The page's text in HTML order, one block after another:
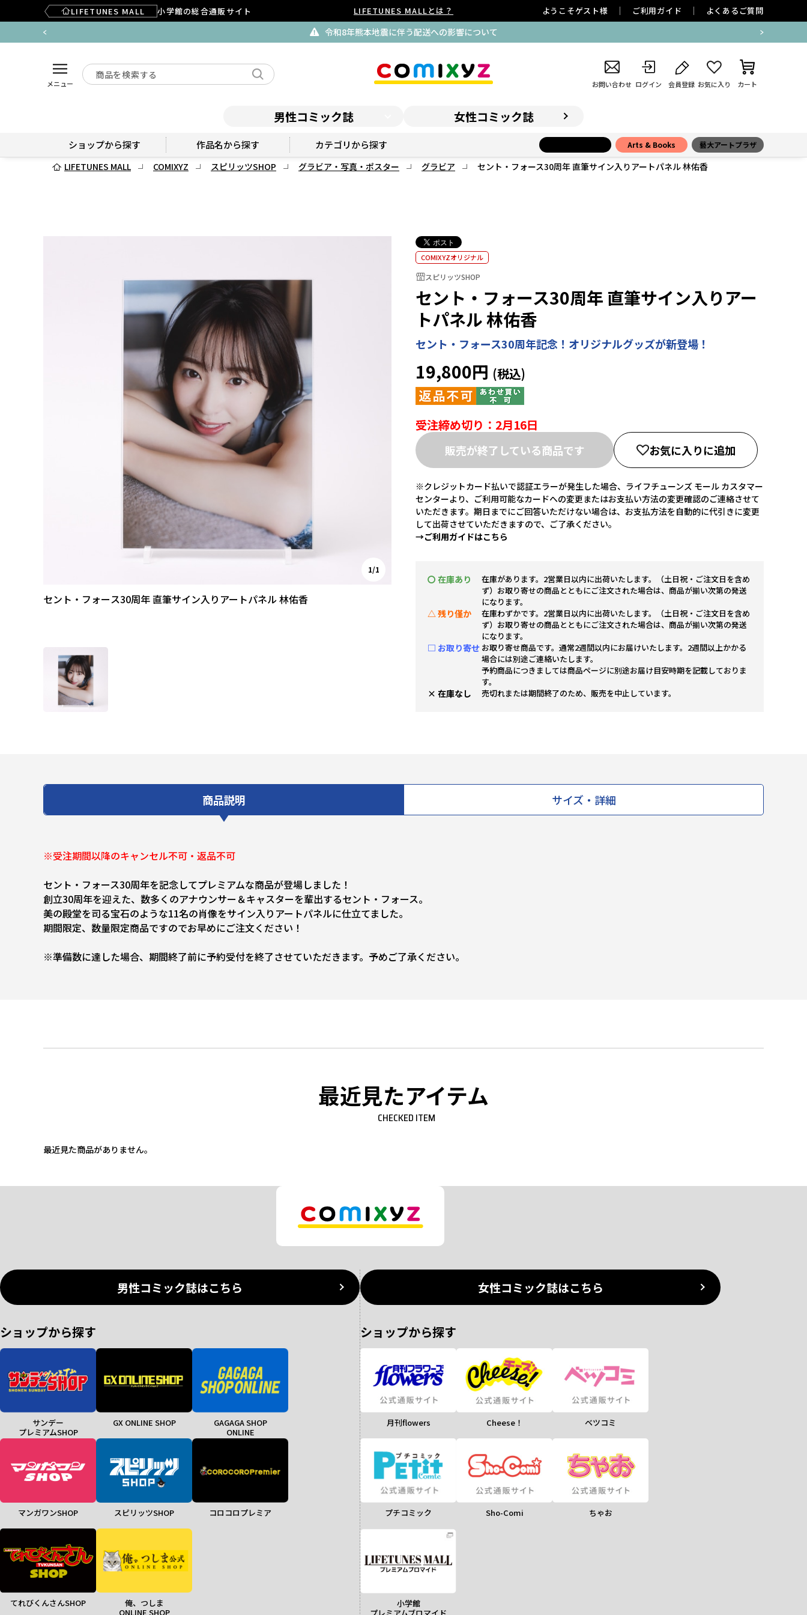
LIFETUNES MALL 小学館の総合通販サイト LIFETUNES MALLとは？ ようこそゲスト様 ご利用ガイド よくあるご質問
令和8年熊本地震に伴う配送への影響について
メニュー お問い合わせ ログイン 会員登録 お気に入り カート
男性コミック誌 女性コミック誌
ショップから探す 作品名から探す カテゴリから探す Arts & Books 藝大アートプラザ
LIFETUNES MALL COMIXYZ スピリッツSHOP グラビア・写真・ポスター グラビア セント・フォース30周年 直筆サイン入りアートパネル 林佑香
セント・フォース30周年 直筆サイン入りアートパネル 林佑香
1/1
COMIXYZオリジナル
スピリッツSHOP
セント・フォース30周年 直筆サイン入りアー
トパネル 林佑香
セント・フォース30周年記念！オリジナルグッズが新登場！
19,800円
受注締め切り：2月16日
販売が終了している商品です お気に入りに追加
※クレジットカード払いで認証エラーが発生した場合、ライフチューンズ モール カスタマー
センターより、ご利用可能なカードへの変更またはお支払い方法の変更確認のご連絡させて
いただきます。期日までにご回答いただけない場合は、お支払方法を自動的に代引きに変更
して出荷させていただきますので、ご了承ください。
→ご利用ガイドはこちら
〇 在庫あり
在庫があります。2営業日以内に出荷いたします。（土日祝・ご注文日を含め
ず）お取り寄せの商品とともにご注文された場合は、商品が揃い次第の発送
になります。
△ 残り僅か
在庫わずかです。2営業日以内に出荷いたします。（土日祝・ご注文日を含め
ず）お取り寄せの商品とともにご注文された場合は、商品が揃い次第の発送
になります。
□ お取り寄せ お取り寄せ商品です。通常2週間以内にお届けいたします。2週間以上かかる
場合には別途ご連絡いたします。
予約商品につきましては商品ページに別途お届け目安時期を記載しておりま
す。
× 在庫なし 売切れまたは期間終了のため、販売を中止しています。
商品説明 サイズ・詳細
※受注期間以降のキャンセル不可・返品不可
セント・フォース30周年を記念してプレミアムな商品が登場しました！
創立30周年を迎えた、数多くのアナウンサー＆キャスターを輩出するセント・フォース。
美の殿堂を司る宝石のような11名の肖像をサイン入りアートパネルに仕立てました。
期間限定、数量限定商品ですのでお早めにご注文ください！
※準備数に達した場合、期間終了前に予約受付を終了させていただきます。予めご了承ください。
最近見たアイテム
CHECKED ITEM
最近見た商品がありません。
男性コミック誌はこちら
ショップから探す
サンデー
プレミアムSHOP
GX ONLINE SHOP
GAGAGA SHOP
ONLINE
マンガワンSHOP スピリッツSHOP コロコロプレミア
てれびくんさんSHOP
俺、つしま
ONLINE SHOP
女性コミック誌はこちら
ショップから探す
月刊flowers Cheese！ ベツコミ
プチコミック Sho-Comi ちゃお
小学館